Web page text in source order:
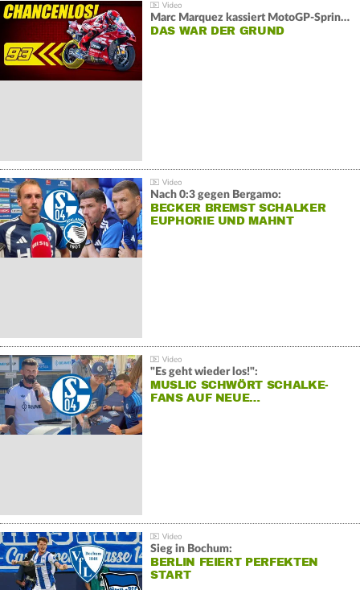
Marc Marquez kassiert MotoGP-Sprint-Schlappe:
DAS WAR DER GRUND
Nach 0:3 gegen Bergamo:
BECKER BREMST SCHALKER
EUPHORIE UND MAHNT
"Es geht wieder los!":
MUSLIC SCHWÖRT SCHALKE-
FANS AUF NEUE…
Sieg in Bochum:
BERLIN FEIERT PERFEKTEN
START